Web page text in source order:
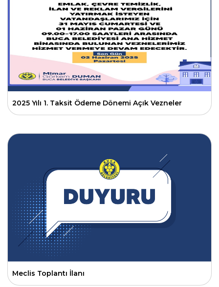
2025 Yılı 1. Taksit Ödeme Dönemi Açık Vezneler
Meclis Toplantı İlanı